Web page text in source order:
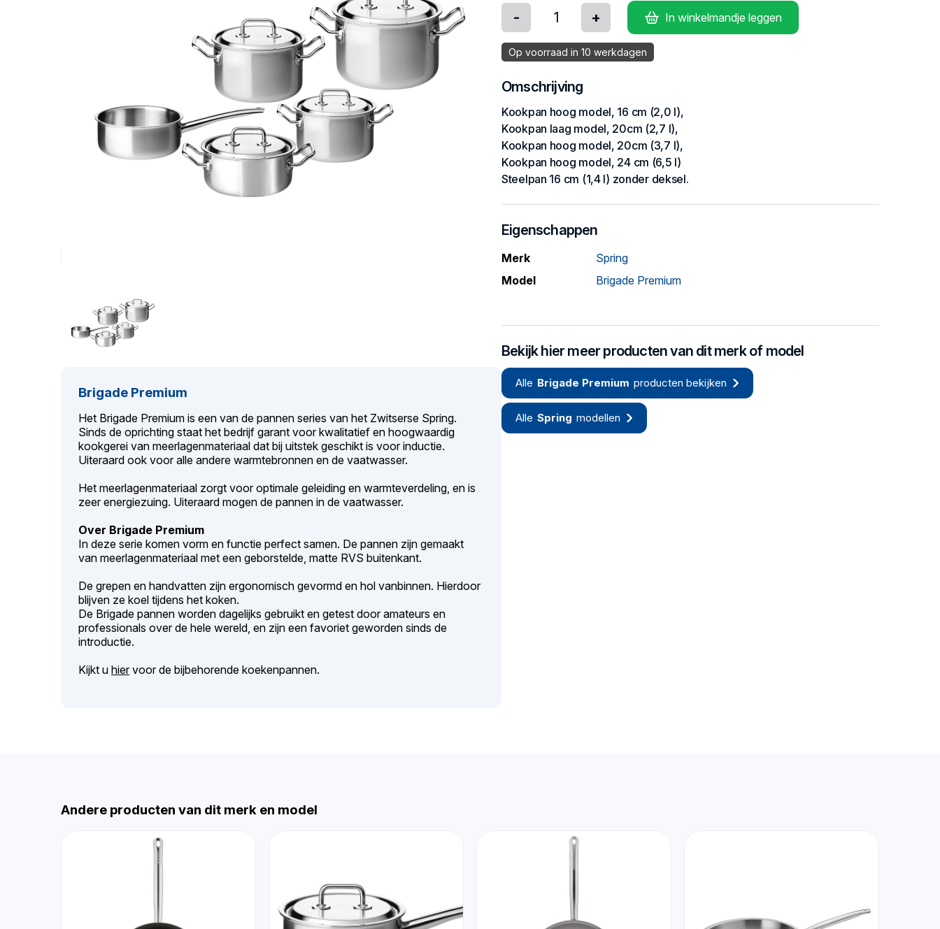
Brigade Premium
Het Brigade Premium is een van de pannen series van het Zwitserse Spring.
Sinds de oprichting staat het bedrijf garant voor kwalitatief en hoogwaardig
kookgerei van meerlagenmateriaal dat bij uitstek geschikt is voor inductie.
Uiteraard ook voor alle andere warmtebronnen en de vaatwasser.
Het meerlagenmateriaal zorgt voor optimale geleiding en warmteverdeling, en is
zeer energiezuing. Uiteraard mogen de pannen in de vaatwasser.
Over Brigade Premium
In deze serie komen vorm en functie perfect samen. De pannen zijn gemaakt
van meerlagenmateriaal met een geborstelde, matte RVS buitenkant.
De grepen en handvatten zijn ergonomisch gevormd en hol vanbinnen. Hierdoor
blijven ze koel tijdens het koken.
De Brigade pannen worden dagelijks gebruikt en getest door amateurs en
professionals over de hele wereld, en zijn een favoriet geworden sinds de
introductie.
Kijkt u hiervoor de bijbehorende koekenpannen.
- + In winkelmandje leggen
Op voorraad in 10 werkdagen
Omschrijving
Kookpan hoog model, 16 cm (2,0 l),
Kookpan laag model, 20cm (2,7 l),
Kookpan hoog model, 20cm (3,7 l),
Kookpan hoog model, 24 cm (6,5 l)
Steelpan 16 cm (1,4 l) zonder deksel.
Eigenschappen
Merk
Spring
Model
Brigade Premium
Bekijk hier meer producten van dit merk of model
Alle Brigade Premium producten bekijken
Alle Spring modellen
Andere producten van dit merk en model